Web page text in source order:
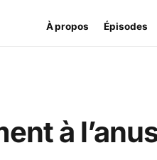
À propos Épisodes
à